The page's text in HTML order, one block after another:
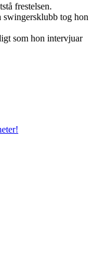
frestelsen.
swingersklubb tog hon
som hon intervjuar